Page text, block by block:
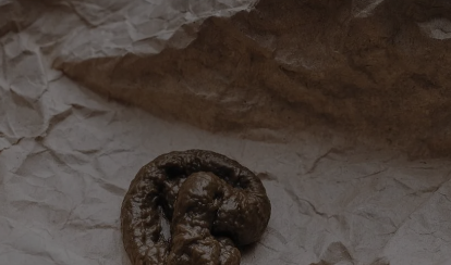
należy pozyskiwanie wody z kału. Jeśli treść jelitowa zbyt
wyniku czego kocie odchody stają się twarde. Twardy kał
jest zaburzona.
mechanicznymi, mogą one być spowodowane
guz. Zaburzenia czynnościowe z kolei mogą być wynikiem na